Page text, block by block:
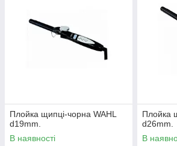
Плойка щипці-чорна WAHL
d19mm.
В наявності
Плойка
d26mm.
В